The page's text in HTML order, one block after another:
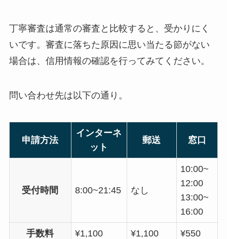
丁寧審査は通常の審査と比較すると、受かりにく
いです。審査に落ちた原因に思い当たる節がない
場合は、信用情報の確認を行ってみてください。
問い合わせ先は以下の通り。
申請方法
インターネ
ット
郵送 窓口
受付時間 8:00~21:45 なし
10:00~
12:00
13:00~
16:00
手数料 ¥1,100 ¥1,100 ¥550